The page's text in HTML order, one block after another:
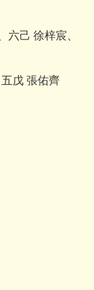
六己 徐梓宸、
戊 張佑齊